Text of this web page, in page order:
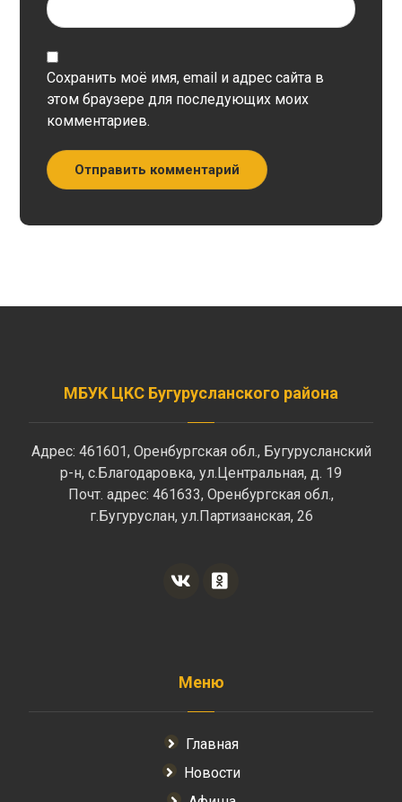
Сохранить моё имя, email и адрес сайта в
этом браузере для последующих моих
комментариев.
Отправить комментарий
МБУК ЦКС Бугурусланского района
Адрес: 461601, Оренбургская обл., Бугурусланский
р-н, с.Благодаровка, ул.Центральная, д. 19
Почт. адрес: 461633, Оренбургская обл.,
г.Бугуруслан, ул.Партизанская, 26
Меню
Главная
Новости